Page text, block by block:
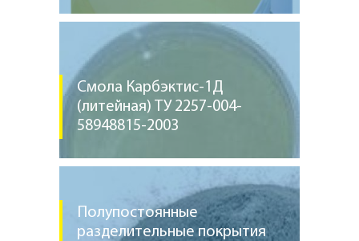
Смола Карбэктис-1Д
(литейная) ТУ 2257-004-
58948815-2003
Полупостоянные
разделительные покрытия